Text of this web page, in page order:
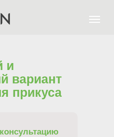
в Москве
и
вариант
прикуса